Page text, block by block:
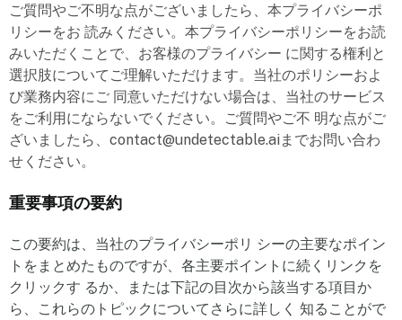
ご質問やご不明な点がございましたら、本プライバシーポ
リシーをお 読みください。本プライバシーポリシーをお読
みいただくことで、お客様のプライバシー に関する権利と
選択肢についてご理解いただけます。当社のポリシーおよ
び業務内容にご 同意いただけない場合は、当社のサービス
をご利用にならないでください。ご質問やご不 明な点がご
ざいましたら、contact@undetectable.aiまでお問い合わ
せください。
重要事項の要約
この要約は、当社のプライバシーポリ シーの主要なポイン
トをまとめたものですが、各主要ポイントに続くリンクを
クリックす るか、または下記の目次から該当する項目か
ら、これらのトピックについてさらに詳しく 知ることがで